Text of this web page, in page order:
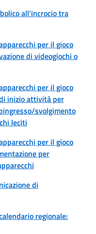
all'incrocio tra
per il gioco
di videogiochi o
per il gioco
inizio attività per
svolgimento
leciti
per il gioco
per
di
regionale: